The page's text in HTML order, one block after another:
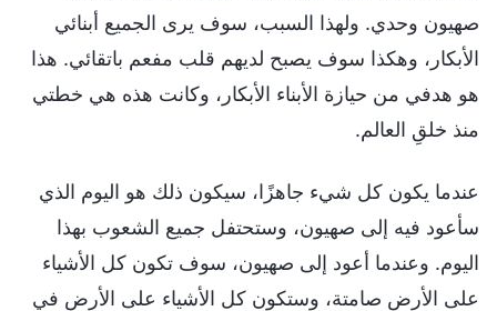
صهيون وحدي. ولهذا السبب، سوف يرى الجميع أبنائي
الأبكار، وهكذا سوف يصبح لديهم قلب مفعم باتقائي. هذا
هو هدفي من حيازة الأبناء الأبكار، وكانت هذه هي خطتي
منذ خلقِ العالم.
عندما يكون كل شيء جاهزًا، سيكون ذلك هو اليوم الذي
سأعود فيه إلى صهيون، وستحتفل جميع الشعوب بهذا
اليوم. وعندما أعود إلى صهيون، سوف تكون كل الأشياء
على الأرض صامتة، وستكون كل الأشياء على الأرض في